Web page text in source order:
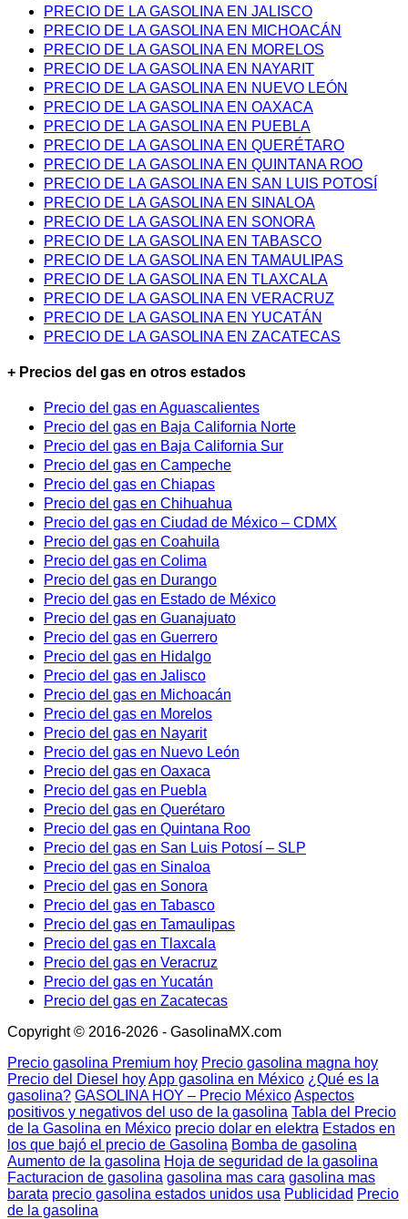
PRECIO DE LA GASOLINA EN JALISCO
PRECIO DE LA GASOLINA EN MICHOACÁN
PRECIO DE LA GASOLINA EN MORELOS
PRECIO DE LA GASOLINA EN NAYARIT
PRECIO DE LA GASOLINA EN NUEVO LEÓN
PRECIO DE LA GASOLINA EN OAXACA
PRECIO DE LA GASOLINA EN PUEBLA
PRECIO DE LA GASOLINA EN QUERÉTARO
PRECIO DE LA GASOLINA EN QUINTANA ROO
PRECIO DE LA GASOLINA EN SAN LUIS POTOSÍ
PRECIO DE LA GASOLINA EN SINALOA
PRECIO DE LA GASOLINA EN SONORA
PRECIO DE LA GASOLINA EN TABASCO
PRECIO DE LA GASOLINA EN TAMAULIPAS
PRECIO DE LA GASOLINA EN TLAXCALA
PRECIO DE LA GASOLINA EN VERACRUZ
PRECIO DE LA GASOLINA EN YUCATÁN
PRECIO DE LA GASOLINA EN ZACATECAS
+ Precios del gas en otros estados
Precio del gas en Aguascalientes
Precio del gas en Baja California Norte
Precio del gas en Baja California Sur
Precio del gas en Campeche
Precio del gas en Chiapas
Precio del gas en Chihuahua
Precio del gas en Ciudad de México – CDMX
Precio del gas en Coahuila
Precio del gas en Colima
Precio del gas en Durango
Precio del gas en Estado de México
Precio del gas en Guanajuato
Precio del gas en Guerrero
Precio del gas en Hidalgo
Precio del gas en Jalisco
Precio del gas en Michoacán
Precio del gas en Morelos
Precio del gas en Nayarit
Precio del gas en Nuevo León
Precio del gas en Oaxaca
Precio del gas en Puebla
Precio del gas en Querétaro
Precio del gas en Quintana Roo
Precio del gas en San Luis Potosí – SLP
Precio del gas en Sinaloa
Precio del gas en Sonora
Precio del gas en Tabasco
Precio del gas en Tamaulipas
Precio del gas en Tlaxcala
Precio del gas en Veracruz
Precio del gas en Yucatán
Precio del gas en Zacatecas
Copyright © 2016-2026 - GasolinaMX.com
Precio gasolina Premium hoy Precio gasolina magna hoy
Precio del Diesel hoyApp gasolina en México ¿Qué es la
gasolina? GASOLINA HOY – Precio MéxicoAspectos
positivos y negativos del uso de la gasolina Tabla del Precio
de la Gasolina en México precio dolar en elektra Estados en
los que bajó el precio de Gasolina Bomba de gasolina
Aumento de la gasolina Hoja de seguridad de la gasolina
Facturacion de gasolina gasolina mas cara gasolina mas
barata precio gasolina estados unidos usa Publicidad Precio
de la gasolina